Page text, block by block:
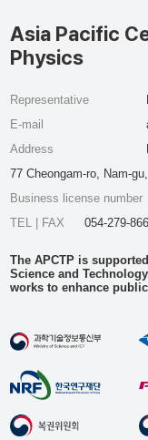
Asia Pacific
Physics
Representative
E-mail
Address
77 Cheongam-ro, Nam-
Business license number
TEL | FAX
054-279-
The APCTP is
Science and
works to enhance